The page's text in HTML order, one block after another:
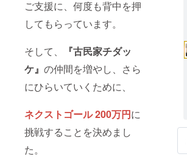
ご支援に、何度も背中を押
してもらっています。
そして、
『古民家チダッ
ケ』 の仲間を増やし、さら
にひらいていくために、
ネクストゴール 200万円に
挑戦することを決めまし
た。